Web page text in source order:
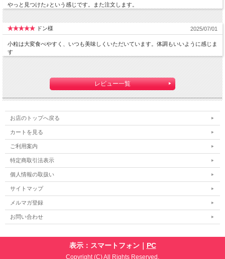
やっと見つけた♪という感じです。また注文します。
ドン様 2025/07/01
小粒は大変食べやすく、いつも美味しくいただいています。体調もいいように感じま
す
レビュー一覧
お店のトップへ戻る
カートを見る
ご利用案内
特定商取引法表示
個人情報の取扱い
サイトマップ
メルマガ登録
お問い合わせ
表示：スマートフォン｜ PC
Copyright (C) All Rights Reserved.